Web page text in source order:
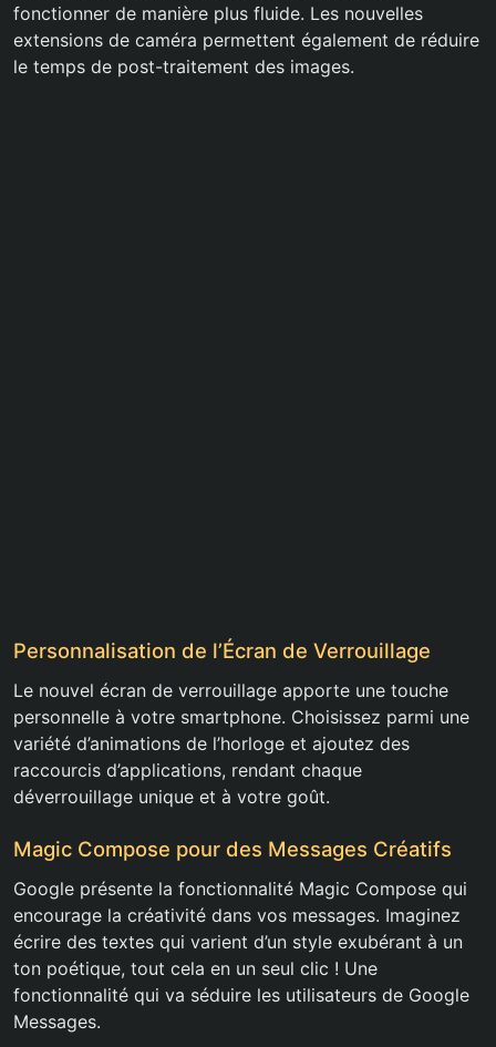
fonctionner de manière plus fluide. Les nouvelles
extensions de caméra permettent également de réduire
le temps de post-traitement des images.
Personnalisation de l’Écran de Verrouillage
Le nouvel écran de verrouillage apporte une touche
personnelle à votre smartphone. Choisissez parmi une
variété d’animations de l’horloge et ajoutez des
raccourcis d’applications, rendant chaque
déverrouillage unique et à votre goût.
Magic Compose pour des Messages Créatifs
Google présente la fonctionnalité Magic Compose qui
encourage la créativité dans vos messages. Imaginez
écrire des textes qui varient d’un style exubérant à un
ton poétique, tout cela en un seul clic ! Une
fonctionnalité qui va séduire les utilisateurs de Google
Messages.